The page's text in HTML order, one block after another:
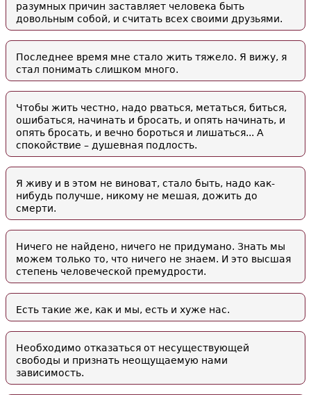
разумных причин заставляет человека быть
довольным собой, и считать всех своими друзьями.
Последнее время мне стало жить тяжело. Я вижу, я
стал понимать слишком много.
Чтобы жить честно, надо рваться, метаться, биться,
ошибаться, начинать и бросать, и опять начинать, и
опять бросать, и вечно бороться и лишаться... А
спокойствие – душевная подлость.
Я живу и в этом не виноват, стало быть, надо как-
нибудь получше, никому не мешая, дожить до
смерти.
Ничего не найдено, ничего не придумано. Знать мы
можем только то, что ничего не знаем. И это высшая
степень человеческой премудрости.
Есть такие же, как и мы, есть и хуже нас.
Необходимо отказаться от несуществующей
свободы и признать неощущаемую нами
зависимость.